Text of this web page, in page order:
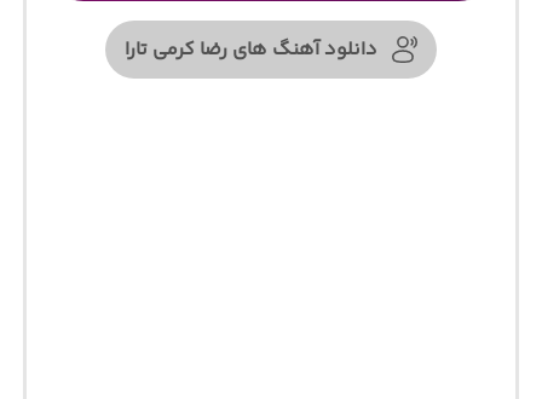
دانلود آهنگ های رضا کرمی تارا